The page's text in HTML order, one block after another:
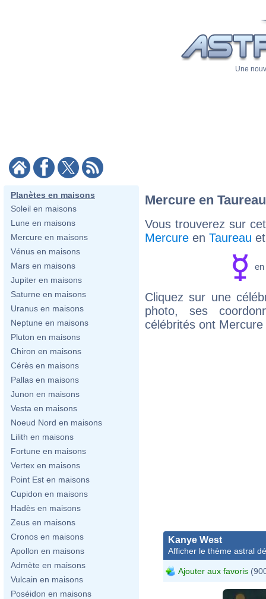
Une
Planètes en maisons
Soleil en maisons
Lune en maisons
Mercure en maisons
Vénus en maisons
Mars en maisons
Jupiter en maisons
Saturne en maisons
Uranus en maisons
Neptune en maisons
Pluton en maisons
Chiron en maisons
Cérès en maisons
Pallas en maisons
Junon en maisons
Vesta en maisons
Noeud Nord en maisons
Lilith en maisons
Fortune en maisons
Vertex en maisons
Point Est en maisons
Cupidon en maisons
Hadès en maisons
Zeus en maisons
Cronos en maisons
Apollon en maisons
Admète en maisons
Vulcain en maisons
Poséidon en maisons
Mercure en
Vous trouverez sur
Mercure en Taureau
Cliquez sur une
photo, ses
célébrités ont
Kanye West
Afficher le thème astral
Ajouter aux favoris